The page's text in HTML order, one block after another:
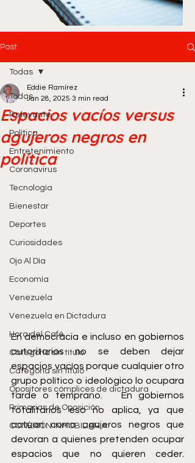
Post
Todas
Relevante
Política
Entretenimiento
Coronavirus
Tecnología
Bienestar
Deportes
Curiosidades
Ojo Al Día
Economía
Venezuela
Venezuela en Dictadura
Hora del Café
Categoría sin título
Categoría sin título
Opositores cómplices de dictadura
Primarias de Oposición
CONEXIÓN INMOBILIARIA
Todas
Espacios vacíos versus
agujeros negros en
política
Eddie Ramírez
Jan 28, 2025 3 min read
En democracia e incluso en gobiernos
autoritarios no se deben dejar
espacios vacíos porque cualquier otro
grupo político o ideológico lo ocupara
tarde o temprano.   En gobiernos
totalitarios eso no aplica, ya que
actúan como agujeros negros que
devoran a quienes pretenden ocupar
espacios que no quieren ceder.